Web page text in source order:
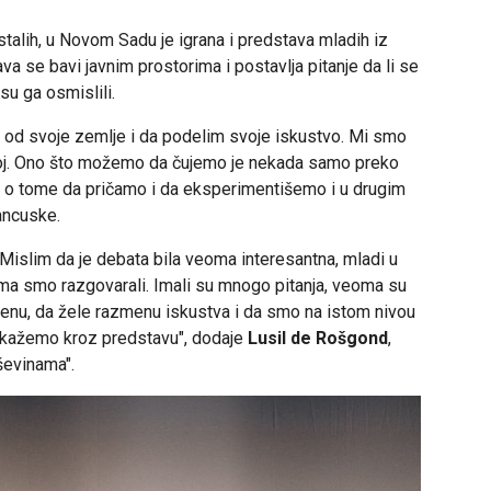
u Novom Sadu je igrana i predstava mladih iz
se bavi javnim prostorima i postavlja pitanje da li se
ga osmislili.
svoje zemlje i da podelim svoje iskustvo. Mi smo
Ono što možemo da čujemo je nekada samo preko
tome da pričamo i da eksperimentišemo i u drugim
da je debata bila veoma interesantna, mladi u
smo razgovarali. Imali su mnogo pitanja, veoma su
da žele razmenu iskustva i da smo na istom nivou
kroz predstavu", dodaje Lusil de Rošgond,